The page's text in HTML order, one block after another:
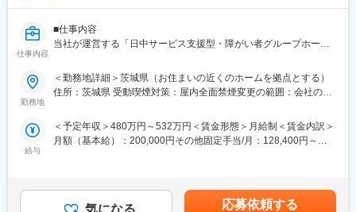
仕事内容
■仕事内容
当社が運営する「日中サービス支援型・障がい者グループホー
します。
現場業務ではなく、施設長の支援・育成に特化したマネジメント
■業務詳細
◎マネジメント業務（メイン／約8～9割）
・利用者・スタッフに関するトラブル対応
勤務地
＜勤務地詳細＞茨城県（お住まいの近くのホームを拠点とする）
住所：茨城県 受動喫煙対策：屋内全面禁煙変更の範囲：会社の定
給与
＜予定年収＞480万円～532万円＜賃金形態＞月給制＜賃金内訳＞
月額（基本給）：200,000円その他固定手当/月：128,400円～
業手当＞有＜給与補足＞◆賞与：無◆昇給：年1回（3月）※個人
気になる 応募依頼する